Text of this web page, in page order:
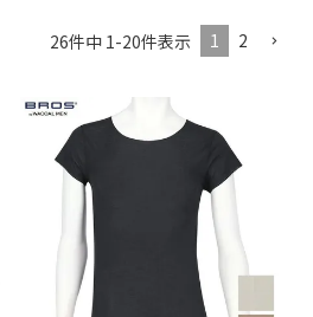
26件中 1-20件表示 1 2